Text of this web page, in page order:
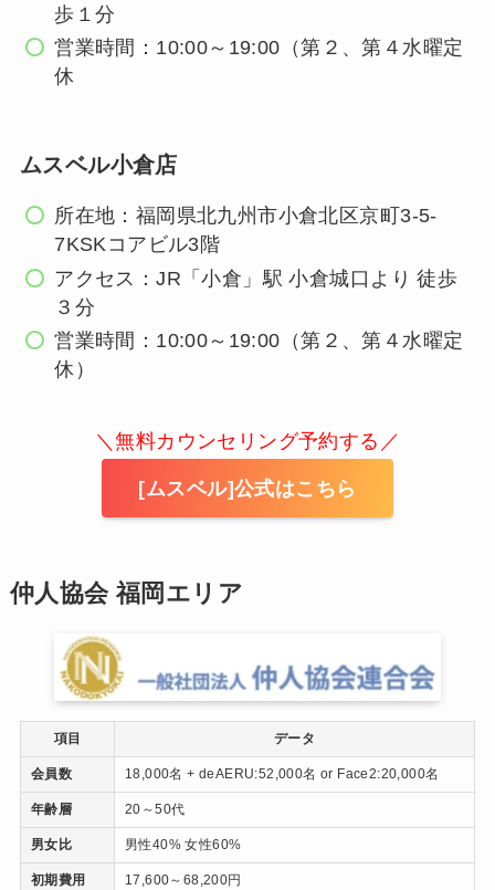
歩１分
営業時間：10:00～19:00（第２、第４水曜定
休
ムスベル小倉店
所在地：福岡県北九州市小倉北区京町3-5-
7KSKコアビル3階
アクセス：JR「小倉」駅 小倉城口より 徒歩
３分
営業時間：10:00～19:00（第２、第４水曜定
休）
＼無料カウンセリング予約する／
[ムスベル]公式はこちら
仲人協会 福岡エリア
項目 データ
会員数 18,000名 + deAERU:52,000名 or Face2:20,000名
年齢層 20～50代
男女比 男性40% 女性60%
初期費用 17,600～68,200円